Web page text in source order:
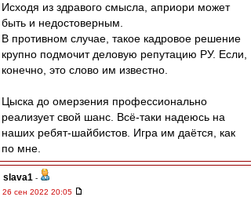
Исходя из здравого смысла, априори может
быть и недостоверным.
В противном случае, такое кадровое решение
крупно подмочит деловую репутацию РУ. Если,
конечно, это слово им известно.
Цыска до омерзения профессионально
реализует свой шанс. Всё-таки надеюсь на
наших ребят-шайбистов. Игра им даётся, как
по мне.
slava1 -
26 сен 2022 20:05